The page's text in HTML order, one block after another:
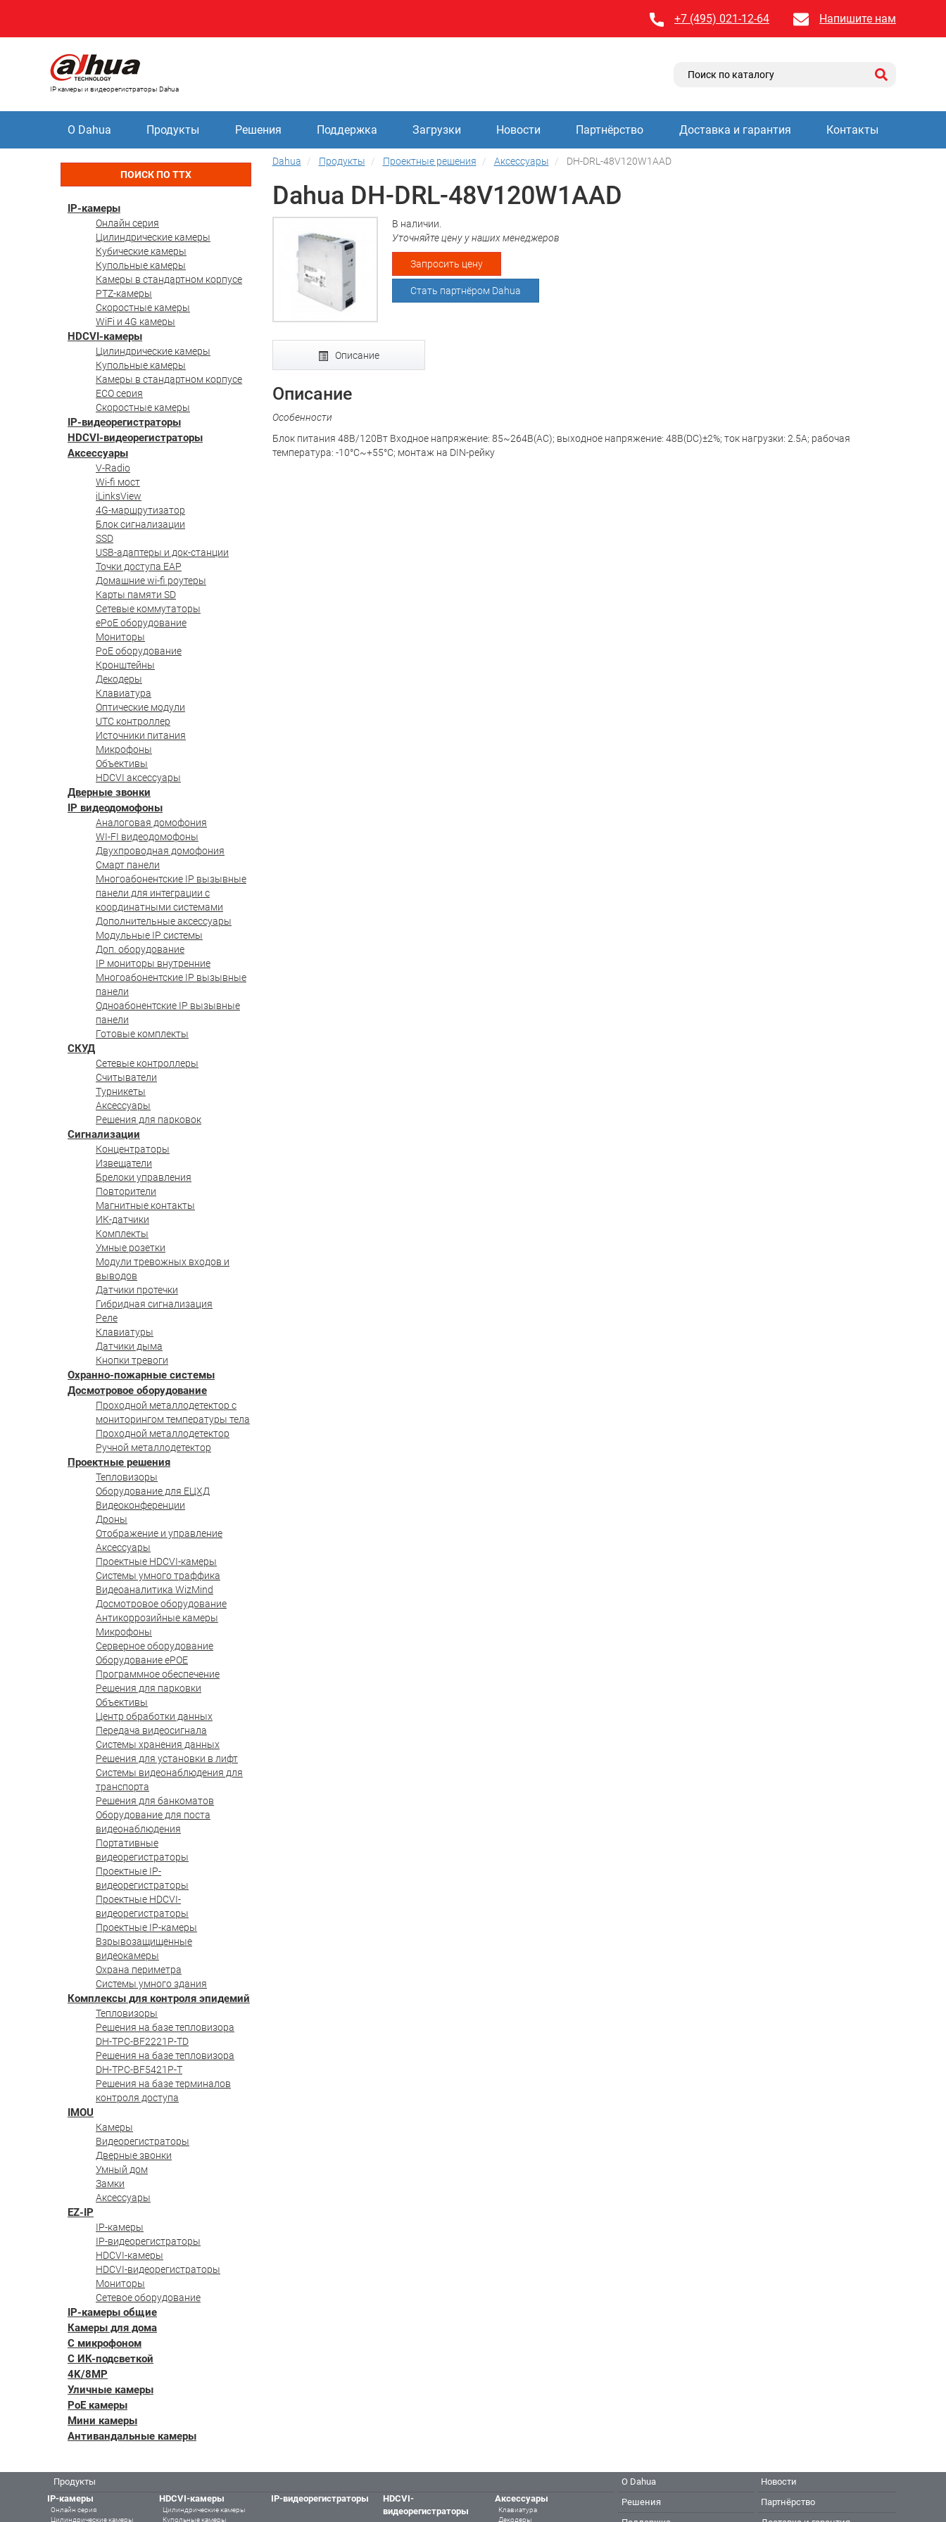
+7 (495) 021-12-64 Напишите нам
IP камеры и видеорегистраторы Dahua
О Dahua Продукты Решения Поддержка Загрузки Новости Партнёрство Доставка и гарантия Контакты
ПОИСК ПО ТТХ
IP-камеры
Онлайн серия
Цилиндрические камеры
Кубические камеры
Купольные камеры
Камеры в стандартном корпусе
PTZ-камеры
Скоростные камеры
WiFi и 4G камеры
HDCVI-камеры
Цилиндрические камеры
Купольные камеры
Камеры в стандартном корпусе
ECO серия
Скоростные камеры
IP-видеорегистраторы
HDCVI-видеорегистраторы
Аксессуары
V-Radio
Wi-fi мост
iLinksView
4G-маршрутизатор
Блок сигнализации
SSD
USB-адаптеры и док-станции
Точки доступа EAP
Домашние wi-fi роутеры
Карты памяти SD
Сетевые коммутаторы
ePoE оборудование
Мониторы
PoE оборудование
Кронштейны
Декодеры
Клавиатура
Оптические модули
UTC контроллер
Источники питания
Микрофоны
Объективы
HDCVI аксессуары
Дверные звонки
IP видеодомофоны
Аналоговая домофония
WI-FI видеодомофоны
Двухпроводная домофония
Смарт панели
Многоабонентские IP вызывные
панели для интеграции с
координатными системами
Дополнительные аксессуары
Модульные IP системы
Доп. оборудование
IP мониторы внутренние
Многоабонентские IP вызывные
панели
Одноабонентские IP вызывные
панели
Готовые комплекты
СКУД
Сетевые контроллеры
Считыватели
Турникеты
Аксессуары
Решения для парковок
Сигнализации
Концентраторы
Извещатели
Брелоки управления
Повторители
Магнитные контакты
ИК-датчики
Комплекты
Умные розетки
Модули тревожных входов и
выводов
Датчики протечки
Гибридная сигнализация
Реле
Клавиатуры
Датчики дыма
Кнопки тревоги
Охранно-пожарные системы
Досмотровое оборудование
Проходной металлодетектор с
мониторингом температуры тела
Проходной металлодетектор
Ручной металлодетектор
Проектные решения
Тепловизоры
Оборудование для ЕЦХД
Видеоконференции
Дроны
Отображение и управление
Аксессуары
Проектные HDCVI-камеры
Системы умного траффика
Видеоаналитика WizMind
Досмотровое оборудование
Антикоррозийные камеры
Микрофоны
Серверное оборудование
Оборудование ePOE
Программное обеспечение
Решения для парковки
Объективы
Центр обработки данных
Передача видеосигнала
Системы хранения данных
Решения для установки в лифт
Системы видеонаблюдения для
транспорта
Решения для банкоматов
Оборудование для поста
видеонаблюдения
Портативные
видеорегистраторы
Проектные IP-
видеорегистраторы
Проектные HDCVI-
видеорегистраторы
Проектные IP-камеры
Взрывозащищенные
видеокамеры
Охрана периметра
Системы умного здания
Комплексы для контроля эпидемий
Тепловизоры
Решения на базе тепловизора
DH-TPC-BF2221P-TD
Решения на базе тепловизора
DH-TPC-BF5421P-T
Решения на базе терминалов
контроля доступа
IMOU
Камеры
Видеорегистраторы
Дверные звонки
Умный дом
Замки
Аксессуары
EZ-IP
IP-камеры
IP-видеорегистраторы
HDCVI-камеры
HDCVI-видеорегистраторы
Мониторы
Сетевое оборудование
IP-камеры общие
Камеры для дома
С микрофоном
С ИК-подсветкой
4K/8MP
Уличные камеры
PoE камеры
Мини камеры
Антивандальные камеры
Dahua Продукты Проектные решения Аксессуары DH-DRL-48V120W1AAD
Dahua DH-DRL-48V120W1AAD
В наличии.
Уточняйте цену у наших менеджеров
Запросить цену
Стать партнёром Dahua
Описание
Описание
Особенности
Блок питания 48В/120Вт Входное напряжение: 85~264В(AC); выходное напряжение: 48В(DC)±2%; ток нагрузки: 2.5А; рабочая
температура: -10°С~+55°С; монтаж на DIN-рейку
Продукты
IP-камеры
Онлайн серия
Цилиндрические камеры
HDCVI-камеры
Цилиндрические камеры
Купольные камеры
IP-видеорегистраторы
HDCVI-
видеорегистраторы
Аксессуары
Клавиатура
Декодеры
О Dahua
Решения
Новости
Партнёрство